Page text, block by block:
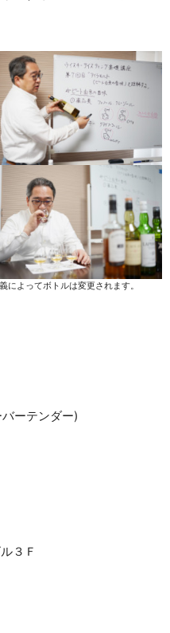
よってボトルは変更されます。
ーテンダー)
３Ｆ